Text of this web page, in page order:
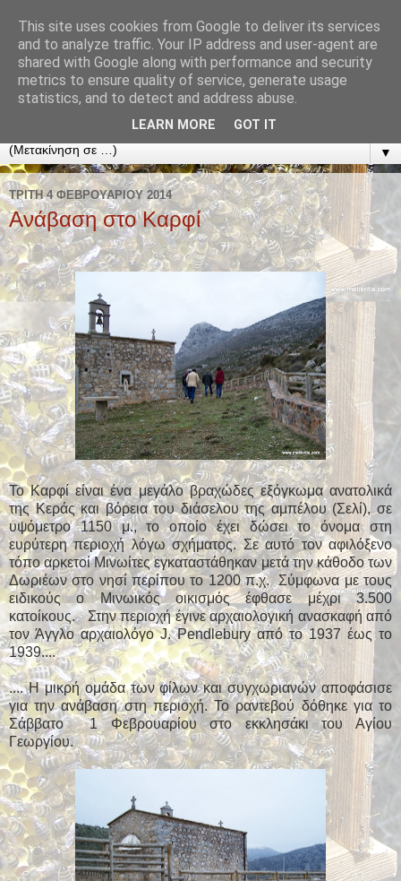
ΜΕΛΙ ΚΡΗΤΗΣ λαγκάδα
ΓΩΝΙΕΣ - ΔΗΜΟΥ ΧΕΡΣΟΝΗΣΟΥ Τηλ. 2810223039 -
2897051402 - 6973805581, melikritis@yahoo.com
▼
ΤΡΊΤΗ 4 ΦΕΒΡΟΥΑΡΊΟΥ 2014
Ανάβαση στο Καρφί
Το Καρφί είναι ένα μεγάλο βραχώδες εξόγκωμα ανατολικά
της Κεράς και βόρεια του διάσελου της αμπέλου (Σελί), σε
υψόμετρο 1150 μ., το οποίο έχει δώσει το όνομα στη
ευρύτερη περιοχή λόγω σχήματος. Σε αυτό τον αφιλόξενο
τόπο αρκετοί Μινωίτες εγκαταστάθηκαν μετά την κάθοδο των
Δωριέων στο νησί περίπου το 1200 π.χ. Σύμφωνα με τους
ειδικούς ο Μινωικός οικισμός έφθασε μέχρι 3.500
κατοίκους. Στην περιοχή έγινε αρχαιολογική ανασκαφή από
τον Άγγλο αρχαιολόγο J. Pendlebury από το 1937 έως το
1939....
.... Η μικρή ομάδα των φίλων και συγχωριανών αποφάσισε
για την ανάβαση στη περιοχή. Το ραντεβού δόθηκε για το
Σάββατο 1 Φεβρουαρίου στο εκκλησάκι του Αγίου
Γεωργίου.
This site uses cookies from Google to deliver its services
and to analyze traffic. Your IP address and user-agent are
shared with Google along with performance and security
metrics to ensure quality of service, generate usage
statistics, and to detect and address abuse.
LEARN MORE GOT IT